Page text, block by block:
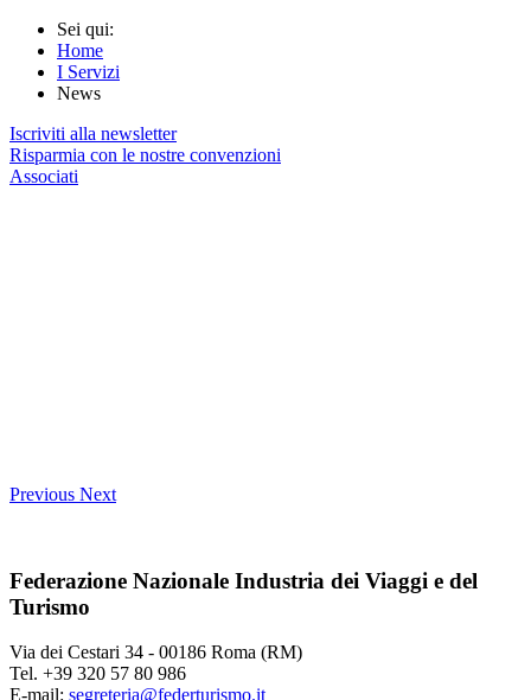
Sei qui:
Home
I Servizi
News
Iscriviti alla newsletter
Risparmia con le nostre convenzioni
Associati
Previous Next
Federazione Nazionale Industria dei Viaggi e del
Turismo
Via dei Cestari 34 - 00186 Roma (RM)
Tel. +39 320 57 80 986
E-mail: segreteria@federturismo.it